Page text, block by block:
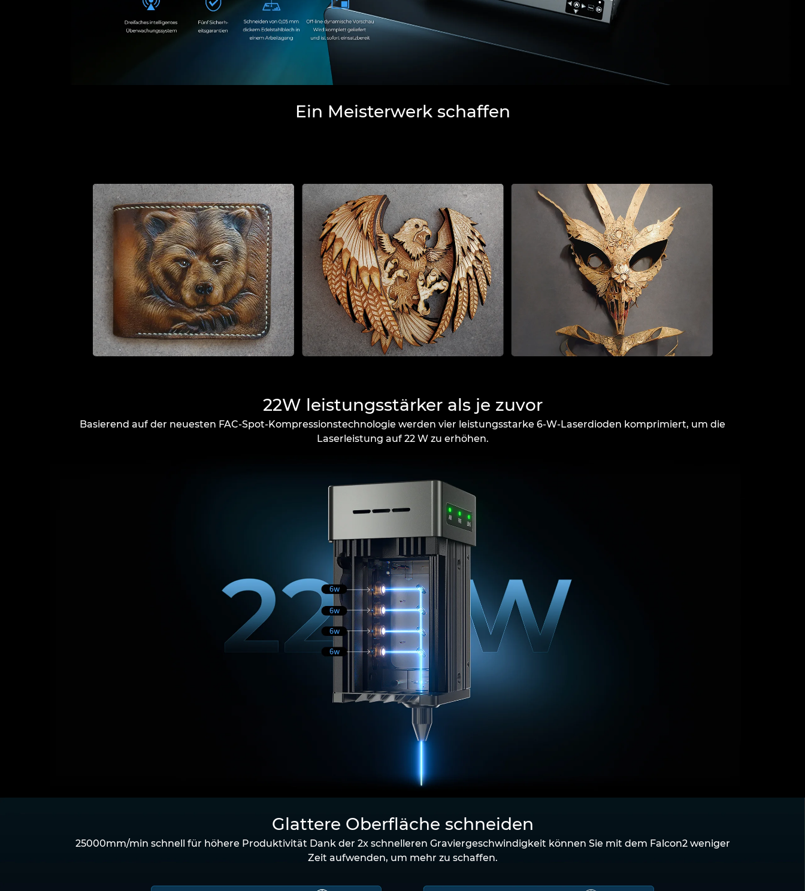
Ein Meisterwerk schaffen
22W leistungsstärker als je zuvor
Basierend auf der neuesten FAC-Spot-Kompressionstechnologie werden vier leistungsstarke 6-W-Laserdioden komprimiert, um die
Laserleistung auf 22 W zu erhöhen.
Glattere Oberfläche schneiden
25000mm/min schnell für höhere Produktivität Dank der 2x schnelleren Graviergeschwindigkeit können Sie mit dem Falcon2 weniger
Zeit aufwenden, um mehr zu schaffen.